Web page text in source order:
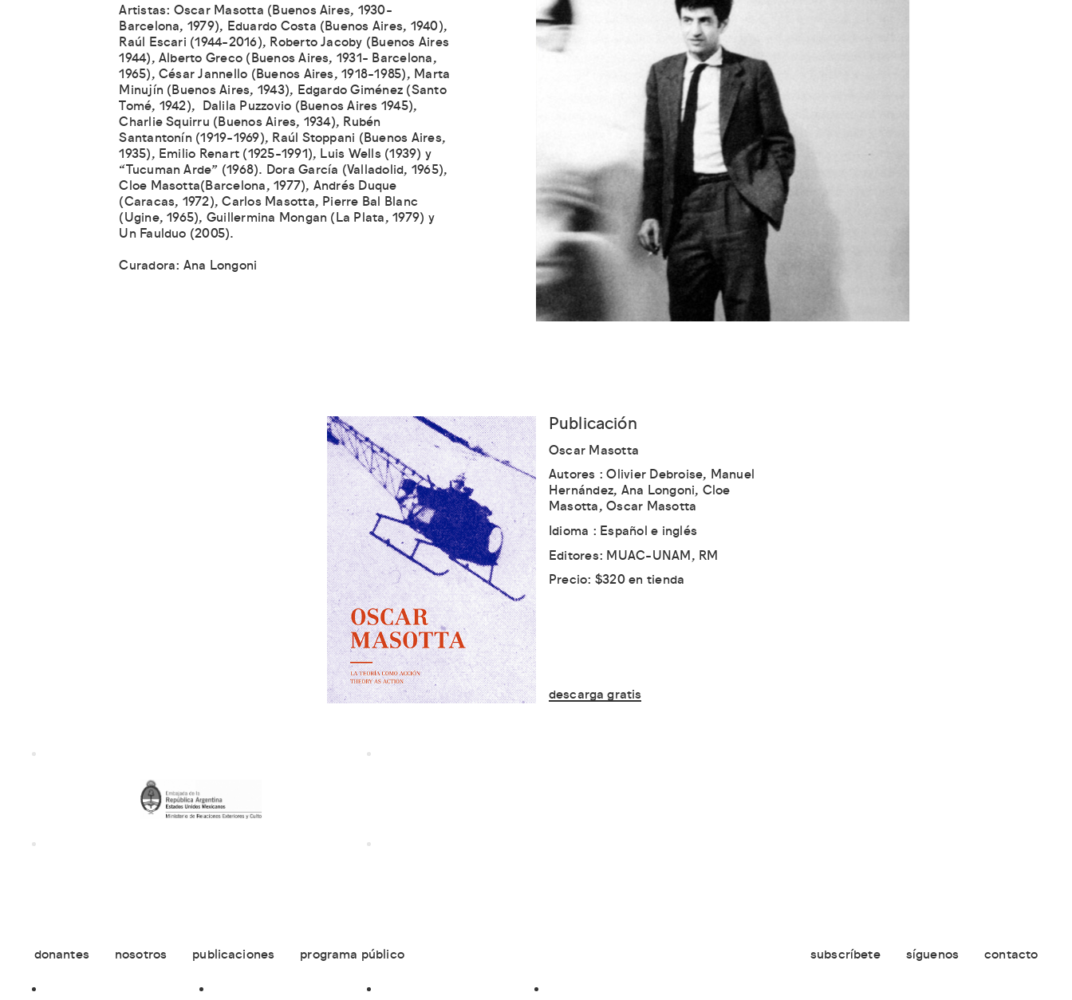
Artistas: Oscar Masotta (Buenos Aires, 1930-
Barcelona, 1979), Eduardo Costa (Buenos Aires, 1940),
Raúl Escari (1944-2016), Roberto Jacoby (Buenos Aires
1944), Alberto Greco (Buenos Aires, 1931- Barcelona,
1965), César Jannello (Buenos Aires, 1918-1985), Marta
Minujín (Buenos Aires, 1943), Edgardo Giménez (Santo
Tomé, 1942), Dalila Puzzovio (Buenos Aires 1945),
Charlie Squirru (Buenos Aires, 1934), Rubén
Santantonín (1919-1969), Raúl Stoppani (Buenos Aires,
1935), Emilio Renart (1925-1991), Luis Wells (1939) y
“Tucuman Arde” (1968). Dora García (Valladolid, 1965),
Cloe Masotta(Barcelona, 1977), Andrés Duque
(Caracas, 1972), Carlos Masotta, Pierre Bal Blanc
(Ugine, 1965), Guillermina Mongan (La Plata, 1979) y
Un Faulduo (2005).
Curadora: Ana Longoni
Publicación
Oscar Masotta
Autores : Olivier Debroise, Manuel
Hernández, Ana Longoni, Cloe
Masotta, Oscar Masotta
Idioma : Español e inglés
Editores: MUAC-UNAM, RM
Precio: $320 en tienda
descarga gratis
donantes nosotros publicaciones programa público subscríbete síguenos contacto